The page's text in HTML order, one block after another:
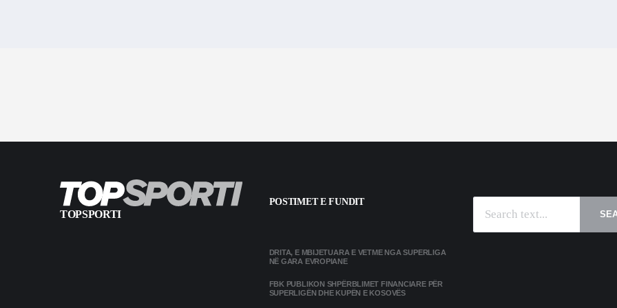
TOPSPORTI
POSTIMET E FUNDIT
DRITA, E MBIJETUARA E VETME NGA SUPERLIGA
NË GARA EVROPIANE
FBK PUBLIKON SHPËRBLIMET FINANCIARE PËR
SUPERLIGËN DHE KUPËN E KOSOVËS